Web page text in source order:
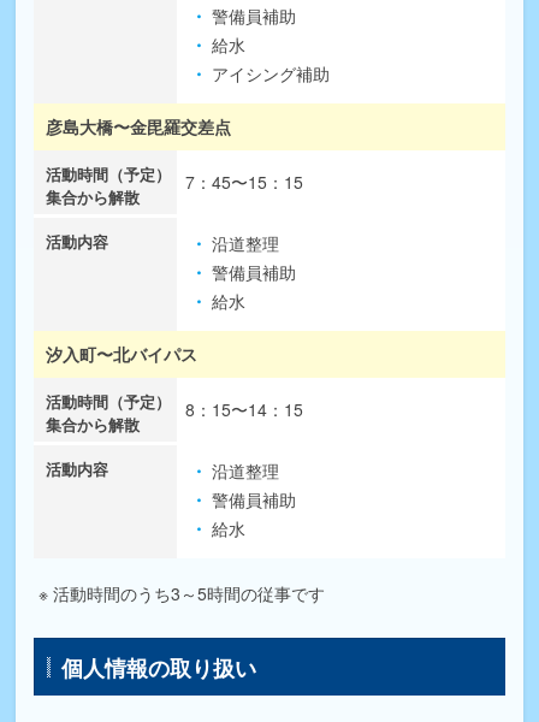
警備員補助
給水
アイシング補助
彦島大橋〜金毘羅交差点
7：45〜15：15
沿道整理
警備員補助
給水
汐入町〜北バイパス
8：15〜14：15
沿道整理
警備員補助
給水
活動時間のうち3～5時間の従事です
個人情報の取り扱い